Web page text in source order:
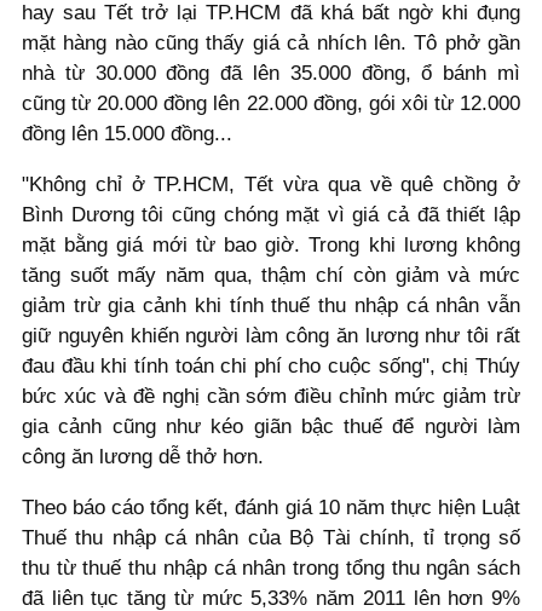
hay sau Tết trở lại TP.HCM đã khá bất ngờ khi đụng
mặt hàng nào cũng thấy giá cả nhích lên. Tô phở gần
nhà từ 30.000 đồng đã lên 35.000 đồng, ổ bánh mì
cũng từ 20.000 đồng lên 22.000 đồng, gói xôi từ 12.000
đồng lên 15.000 đồng...
"Không chỉ ở TP.HCM, Tết vừa qua về quê chồng ở
Bình Dương tôi cũng chóng mặt vì giá cả đã thiết lập
mặt bằng giá mới từ bao giờ. Trong khi lương không
tăng suốt mấy năm qua, thậm chí còn giảm và mức
giảm trừ gia cảnh khi tính thuế thu nhập cá nhân vẫn
giữ nguyên khiến người làm công ăn lương như tôi rất
đau đầu khi tính toán chi phí cho cuộc sống", chị Thúy
bức xúc và đề nghị cần sớm điều chỉnh mức giảm trừ
gia cảnh cũng như kéo giãn bậc thuế để người làm
công ăn lương dễ thở hơn.
Theo báo cáo tổng kết, đánh giá 10 năm thực hiện Luật
Thuế thu nhập cá nhân của Bộ Tài chính, tỉ trọng số
thu từ thuế thu nhập cá nhân trong tổng thu ngân sách
đã liên tục tăng từ mức 5,33% năm 2011 lên hơn 9%